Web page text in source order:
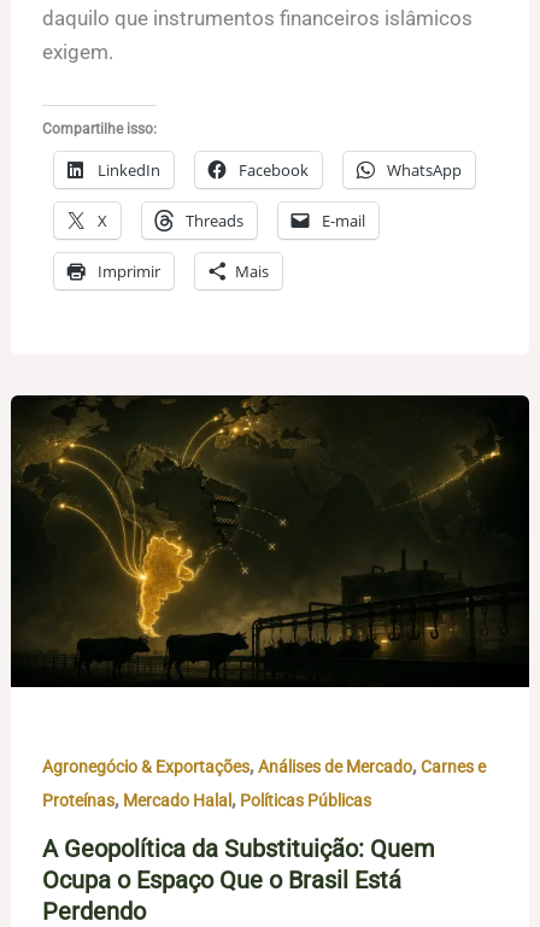
daquilo que instrumentos financeiros islâmicos
exigem.
Compartilhe isso:
LinkedIn Facebook WhatsApp
X Threads E-mail
Imprimir Mais
Agronegócio & Exportações,Análises de Mercado,Carnes e
Proteínas, Mercado Halal, Políticas Públicas
A Geopolítica da Substituição: Quem
Ocupa o Espaço Que o Brasil Está
Perdendo